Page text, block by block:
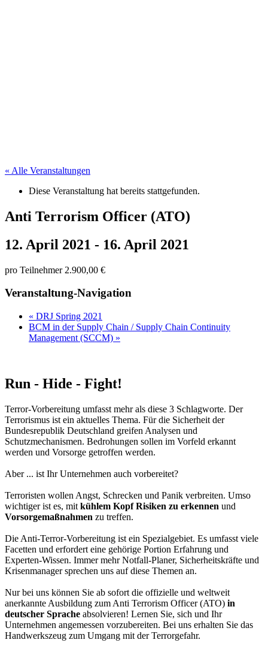
« Alle Veranstaltungen
Diese Veranstaltung hat bereits stattgefunden.
Anti Terrorism Officer (ATO)
12. April 2021 - 16. April 2021
pro Teilnehmer 2.900,00 €
Veranstaltung-Navigation
« DRJ Spring 2021
BCM in der Supply Chain / Supply Chain Continuity
Management (SCCM) »
Run - Hide - Fight!
Terror-Vorbereitung umfasst mehr als diese 3 Schlagworte. Der
Terrorismus ist ein aktuelles Thema. Für die Sicherheit der
Bundesrepublik Deutschland greifen Analysen und
Schutzmechanismen. Bedrohungen sollen im Vorfeld erkannt
werden und Vorsorge getroffen werden.
Aber ... ist Ihr Unternehmen auch vorbereitet?
Terroristen wollen Angst, Schrecken und Panik verbreiten. Umso
wichtiger ist es, mit kühlem Kopf Risiken zu erkennen und
Vorsorgemaßnahmen zu treffen.
Die Anti-Terror-Vorbereitung ist ein Spezialgebiet. Es umfasst viele
Facetten und erfordert eine gehörige Portion Erfahrung und
Experten-Wissen. Immer mehr Notfall-Planer, Sicherheitskräfte und
Krisenmanager sprechen uns auf diese Themen an.
Nur bei uns können Sie ab sofort die offizielle und weltweit
anerkannte Ausbildung zum Anti Terrorism Officer (ATO) in
deutscher Sprache absolvieren! Lernen Sie, sich und Ihr
Unternehmen angemessen vorzubereiten. Bei uns erhalten Sie das
Handwerkszeug zum Umgang mit der Terrorgefahr.